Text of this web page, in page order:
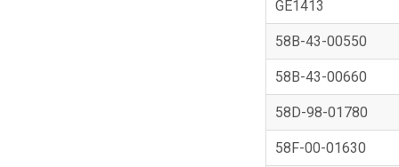
GE1413
58B-43-00550
58B-43-00660
58D-98-01780
58F-00-01630